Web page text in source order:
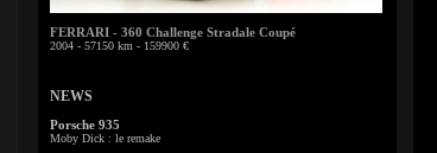
FERRARI - 360 Challenge Stradale Coupé
2004 - 57150 km - 159900 €
NEWS
Porsche 935
Moby Dick : le remake